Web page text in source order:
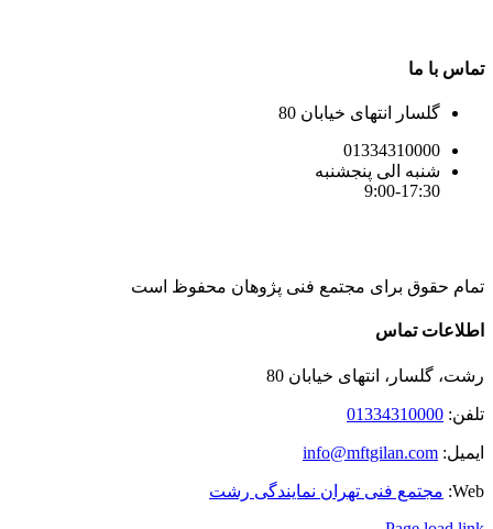
تماس با ما
گلسار انتهای خیابان 80
01334310000
شنبه الی پنجشنبه
9:00-17:30
تمام حقوق برای مجتمع فنی پژوهان محفوظ است
Instagram
LinkedIn
Toggle
Bar
Area
اطلاعات تماس
رشت، گلسار، انتهای خیابان 80
تلفن: 01334310000
ایمیل: info@mftgilan.com
Web: مجتمع فنی تهران نمایندگی رشت